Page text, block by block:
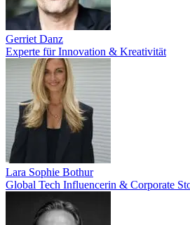
Gerriet Danz
Experte für Innovation & Kreativität
Lara Sophie Bothur
Global Tech Influencerin & Corporate